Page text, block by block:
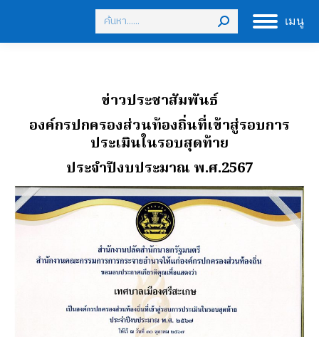
เมนู
Search:
ข่าวประชาสัมพันธ์
องค์กรปกครองส่วนท้องถิ่นที่เข้าสู่รอบการ
ประเมินในรอบสุดท้าย
ประจำปีงบประมาณ พ.ศ.2567